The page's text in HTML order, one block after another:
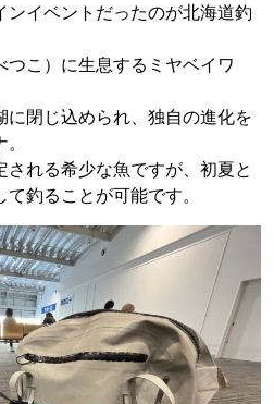
ンイベントだったのが北海道釣
こ）に生息するミヤベイワ
に閉じ込められ、独自の進化を
れる希少な魚ですが、初夏と
釣ることが可能です。